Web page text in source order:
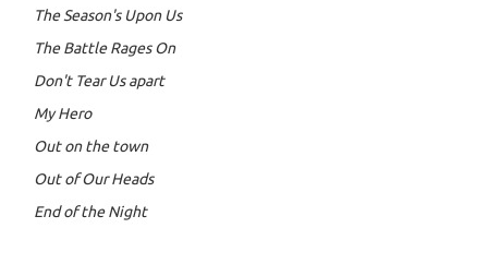
The Season's Upon Us
The Battle Rages On
Don't Tear Us apart
My Hero
Out on the town
Out of Our Heads
End of the Night